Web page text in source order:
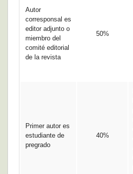
Autor
corresponsal es
editor adjunto o
miembro del
comité editorial
de la revista
50%
Primer autor es
estudiante de
pregrado
40%